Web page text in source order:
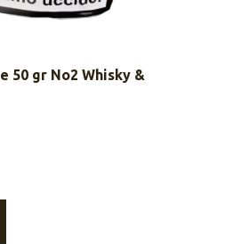
50 gr No2 Whisky &